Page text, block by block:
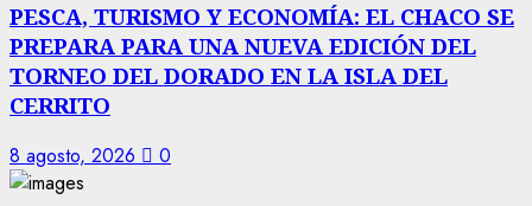
PESCA, TURISMO Y ECONOMÍA: EL CHACO SE
PREPARA PARA UNA NUEVA EDICIÓN DEL
TORNEO DEL DORADO EN LA ISLA DEL
CERRITO
8 agosto, 2026 0